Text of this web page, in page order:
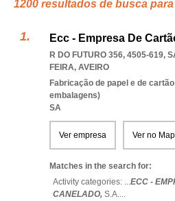
1200 resultados de busca
Ecc - Empresa De
R DO FUTURO 356, 4505-619,
FEIRA, AVEIRO
Fabricação de papel e de
embalagens)
SA
Ver empresa Ver no
Matches in the search for:
Activity categories: ...ECC -
CANELADO, S.A....